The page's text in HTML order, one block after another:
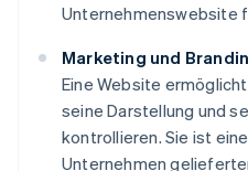
Unternehmenswebsite
Marketing und
Eine Website
seine Darstellung und
kontrollieren. Sie ist
Unternehmen